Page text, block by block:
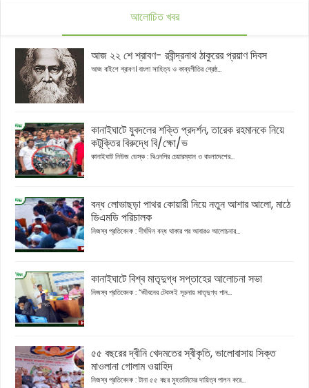
আলোচিত খবর
আজ ২২ শে শ্রাবণ- রবীন্দ্রনাথ ঠাকুরের প্রয়াণ দিবস
আজ বাইশে শ্রাবণ। বাংলা সাহিত্য ও কাব্যগীতির শ্রেষ্ঠ...
কানাইঘাটে যুবদলের শক্তি প্রদর্শন, তারেক রহমানকে নিয়ে
কটূক্তির বিরুদ্ধে বি/ক্ষো/ভ
কানাইঘাট নিউজ ডেস্ক : বিএনপির চেয়ারম্যান ও বাংলাদেশের...
বন্ধ লোভাছড়া পাথর কোয়ারী নিয়ে নতুন আশার আলো, মাঠে
ডিএমডি পরিচালক
নিজস্ব প্রতিবেদক : দীর্ঘদিন বন্ধ থাকার পর আবারও আলোচনার...
কানাইঘাটে বিশ্ব মাতৃদুগ্ধ সপ্তাহের আলোচনা সভা
নিজস্ব প্রতিবেদক : “জীবনের টেকসই সূচনায় মাতৃদুগ্ধ পান...
৫৫ বছরের দ্বীনি খেদমতের স্বীকৃতি, ভালোবাসায় সিক্ত
মাওলানা গোলাম ওয়াহিদ
নিজস্ব প্রতিবেদক : টানা ৫৫ বছর মুহতামিমের দায়িত্ব পালন করে...